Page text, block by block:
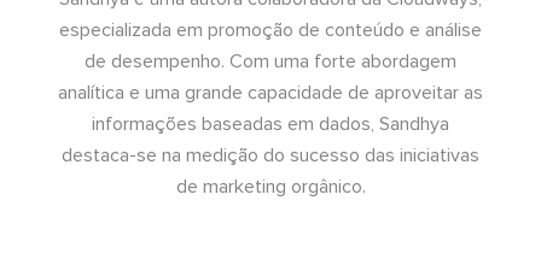
especializada em promoção de conteúdo e análise
de desempenho. Com uma forte abordagem
analítica e uma grande capacidade de aproveitar as
informações baseadas em dados, Sandhya
destaca-se na medição do sucesso das iniciativas
de marketing orgânico.